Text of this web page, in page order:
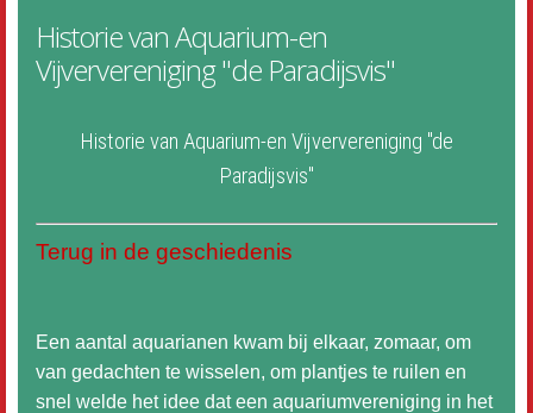
Historie van Aquarium-en
Vijververeniging "de Paradijsvis"
Historie van Aquarium-en Vijververeniging "de
Paradijsvis"
Terug in de geschiedenis
Een aantal aquarianen kwam bij elkaar, zomaar, om
van gedachten te wisselen, om plantjes te ruilen en
snel welde het idee dat een aquariumvereniging in het
Wachtwoord vergeten? Gebruikersnaam vergeten?